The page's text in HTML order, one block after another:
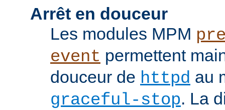
Arrêt en douceur
Les modules MPM
event permettent
douceur de httpd au
graceful-stop. La